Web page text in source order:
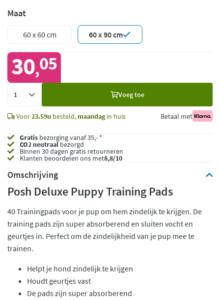
Maat
60 x 60 cm 60 x 90 cm
30,05
Voeg toe
Voor23.59u besteld, maandagin huis Betaal met
Gratis bezorging vanaf 35,- *
CO2 neutraalbezorgd
Binnen 30 dagen gratis retourneren
Klanten beoordelen ons met8,8/10
Omschrijving
Posh Deluxe Puppy Training Pads
40 Trainingpads voor je pup om hem zindelijk te krijgen. De
training pads zijn super absorberend en sluiten vocht en
geurtjes in. Perfect om de zindelijkheid van je pup mee te
trainen.
Helpt je hond zindelijk te krijgen
Houdt geurtjes vast
De pads zijn super absorberend